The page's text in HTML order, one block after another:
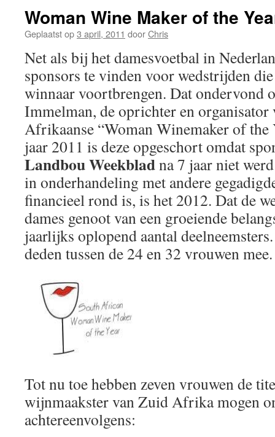
Woman Wine Maker of the
Geplaatst op3 april, 2011 doorChris
Net als bij het damesvoetbal in
sponsors te vinden voor wedstrijden
winnaar voortbrengen. Dat ondervond
Immelman, de oprichter en
Afrikaanse “Woman Winemaker of the
jaar 2011 is deze opgeschort omdat
Landbou Weekbladna 7 jaar niet
in onderhandeling met andere
financieel rond is, is het 2012. Dat de
dames genoot van een groeiende
jaarlijks oplopend aantal
deden tussen de 24 en 32 vrouwen mee.
Tot nu toe hebben zeven vrouwen de
wijnmaakster van Zuid Afrika mogen
achtereenvolgens: